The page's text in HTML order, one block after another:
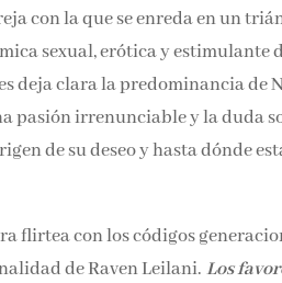
con la que se enreda en un
sexual, erótica y estimulante
deja clara la predominancia de
pasión irrenunciable y la duda
de su deseo y hasta dónde
flirtea con los códigos
de Raven Leilani.Los